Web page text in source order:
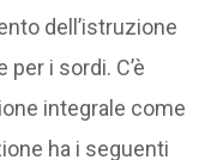
dell’istruzione
i sordi. C’è
integrale come
ha i seguenti